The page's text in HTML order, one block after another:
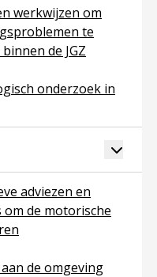
werkwijzen om
te
de JGZ
en
onderzoek in
neurologisch
over 4 PreventieToggle
adviezen en
de motorische
preventieve
de omgevingadviezen aan